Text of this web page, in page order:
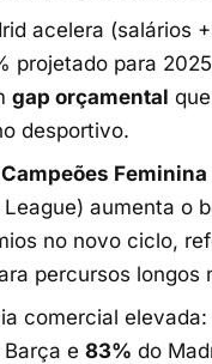
acelera (salários
projetado para
gap orçamental
desportivo.
Feminina
League) aumenta o
no novo ciclo,
percursos longos
comercial
Barça e83% do